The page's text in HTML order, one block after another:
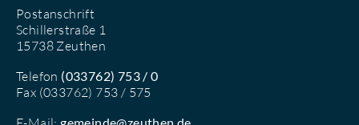
Postanschrift
Schillerstraße 1
15738 Zeuthen
Telefon (033762) 753 / 0
Fax (033762) 753 / 575
gemeinde@zeuthen.de